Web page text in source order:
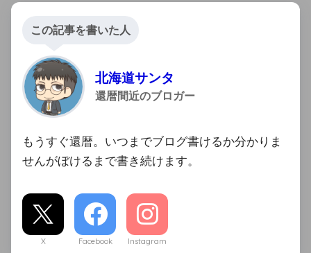
この記事を書いた人
北海道サンタ
還暦間近のブロガー
もうすぐ還暦。いつまでブログ書けるか分かりま
せんがぼけるまで書き続けます。
X Facebook Instagram